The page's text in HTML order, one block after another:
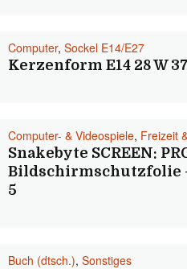
Computer, Sockel E14/E27
Kerzenform E14 28 W
Computer- & Videospiele, Freizeit
Snakebyte SCREEN:
Bildschirmschutzfolie
5
Buch (dtsch.), Sonstiges